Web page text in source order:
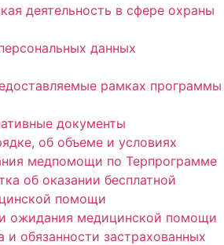
деятельность в сфере охраны
данных
рамках программы
документы
об объеме и условиях
медпомощи по Терпрограмме
об оказании бесплатной
помощи
ожидания медицинской помощи
и обязанности застрахованных